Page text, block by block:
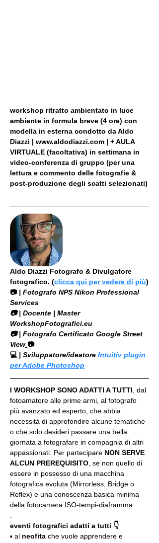
workshop ritratto ambientato in luce
ambiente in formula breve (4 ore) con
modella in esterna condotto da Aldo
Diazzi | www.aldodiazzi.com | + AULA
VIRTUALE (facoltativa) in settimana in
video-conferenza di gruppo (per una
lettura e commento delle fotografie &
post-produzione degli scatti selezionati)
Aldo Diazzi Fotografo & Divulgatore
fotografico. (clicca qui per vedere di più)
📷 | Fotografo NPS Nikon Professional
Services
​📷 | Docente | Master
WorkshopFotografici.eu
📷 | Fotografo Certificato Google Street
View 📷
💻 | Sviluppatore/ideatore Intuitiv plugin
per Adobe Photoshop
I WORKSHOP SONO ADATTI A TUTTI , dal
fotoamatore alle prime armi, al fotografo
più avanzato ed esperto, che abbia
necessità di approfondire alcune tematiche
o che solo desideri passare una bella
giornata a fotografare in compagnia di altri
appassionati. Per partecipare NON SERVE
ALCUN PREREQUISITO , se non quello di
essere in possesso di una macchina
fotografica evoluta (Mirrorless, Bridge o
Reflex) e una conoscenza basica minima
della fotocamera ISO-tempi-diaframma.
eventi fotografici adatti a tutti 👇
▪️ al neofita che vuole apprendere e